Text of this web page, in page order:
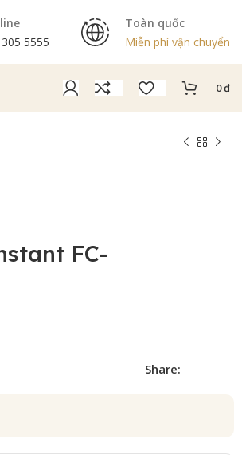
5555
Toàn quốc
Miễn phí vận chuyển
0₫
FC-
Share: